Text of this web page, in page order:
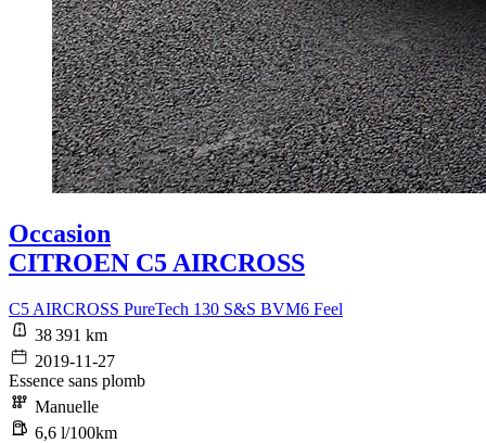
Occasion
CITROEN C5 AIRCROSS
C5 AIRCROSS PureTech 130 S&S BVM6 Feel
38 391 km
2019-11-27
Essence sans plomb
Manuelle
6,6 l/100km